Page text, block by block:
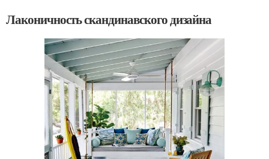
Лаконичность скандинавского дизайна